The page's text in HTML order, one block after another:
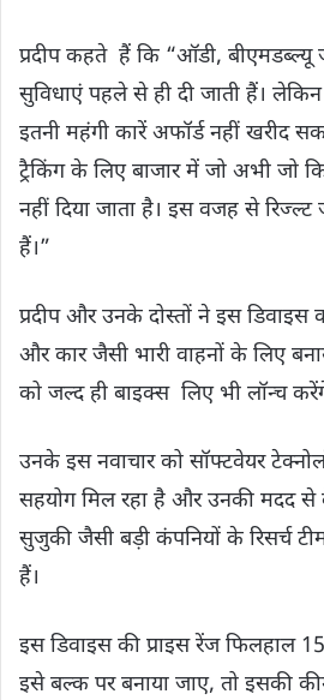
प्रदीप कहते हैं कि “ऑडी, बीएमडब्ल्यू
सुविधाएं पहले से ही दी जाती हैं।
इतनी महंगी कारें अफॉर्ड नहीं खरीद
ट्रैकिंग के लिए बाजार में जो अभी जो
नहीं दिया जाता है। इस वजह से रिज्ल्ट
हैं।”
प्रदीप और उनके दोस्तों ने इस डिवाइस
और कार जैसी भारी वाहनों के लिए
को जल्द ही बाइक्स लिए भी लॉन्च
उनके इस नवाचार को सॉफ्टवेयर
सहयोग मिल रहा है और उनकी मदद से
सुजुकी जैसी बड़ी कंपनियों के रिसर्च
हैं।
इस डिवाइस की प्राइस रेंज फिलहाल
इसे बल्क पर बनाया जाए, तो इसकी